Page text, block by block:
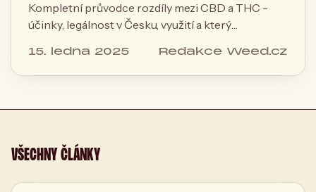
Kompletní průvodce rozdíly mezi CBD a THC -
účinky, legálnost v Česku, využití a který
15. ledna 2025 Redakce Weed.cz
VŠECHNY ČLÁNKY